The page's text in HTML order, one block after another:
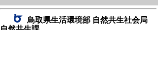
ネ
ッ
鳥取県生活環境部 自然共生社会局
自然共生課